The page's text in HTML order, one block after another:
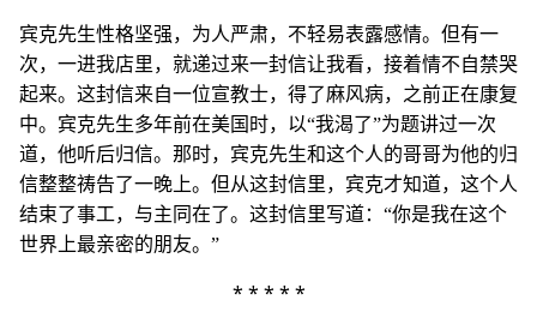
宾克先生性格坚强，为人严肃，不轻易表露感情。但有一
次，一进我店里，就递过来一封信让我看，接着情不自禁哭
起来。这封信来自一位宣教士，得了麻风病，之前正在康复
中。宾克先生多年前在美国时，以“我渴了”为题讲过一次
道，他听后归信。那时，宾克先生和这个人的哥哥为他的归
信整整祷告了一晚上。但从这封信里，宾克才知道，这个人
结束了事工，与主同在了。这封信里写道：“你是我在这个
世界上最亲密的朋友。”
* * * * *